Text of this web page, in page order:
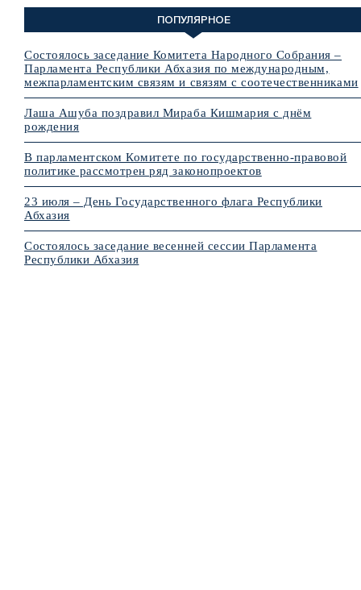
ПОПУЛЯРНОЕ
Состоялось заседание Комитета Народного Собрания –
Парламента Республики Абхазия по международным,
межпарламентским связям и связям с соотечественниками
Лаша Ашуба поздравил Мираба Кишмария с днём
рождения
В парламентском Комитете по государственно-правовой
политике рассмотрен ряд законопроектов
23 июля – День Государственного флага Республики
Абхазия
Состоялось заседание весенней сессии Парламента
Республики Абхазия